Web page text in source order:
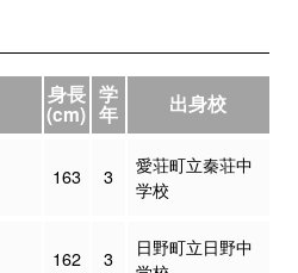
身長
(cm)
学
年 出身校
163 3
愛荘町立秦荘中
学校
162 3
日野町立日野中